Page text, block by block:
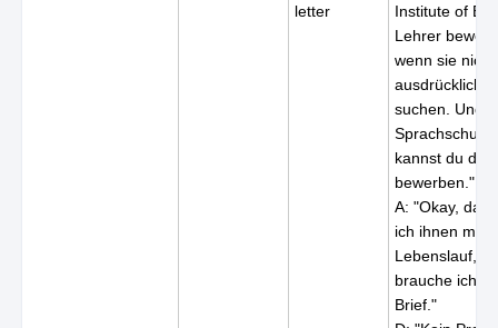
letter
Institute of
Lehrer
wenn sie nicht
ausdrücklich
suchen. Und
kannst du
bewerben."
A: "Okay,
ich ihnen
Lebenslauf,
brauche ich
Brief."